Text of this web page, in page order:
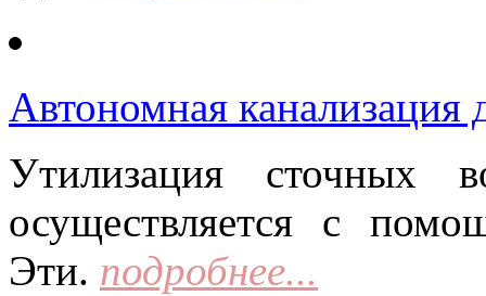
Автономная канализация
Утилизация сточных
осуществляется с
Эти. подробнее...